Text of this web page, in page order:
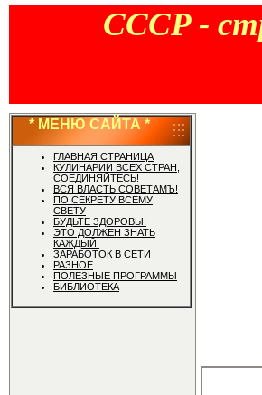
CCCP -
* МЕНЮ САЙТА *
ГЛАВНАЯ СТРАНИЦА
КУЛИНАРИИ ВСЕХ СТРАН,
СОЕДИНЯЙТЕСЬ!
ВСЯ ВЛАСТЬ СОВЕТАМЪ!
ПО СЕКРЕТУ ВСЕМУ
СВЕТУ
БУДЬТЕ ЗДОРОВЫ!
ЭТО ДОЛЖЕН ЗНАТЬ
КАЖДЫЙ!
ЗАРАБОТОК В СЕТИ
РАЗНОЕ
ПОЛЕЗНЫЕ ПРОГРАММЫ
БИБЛИОТЕКА